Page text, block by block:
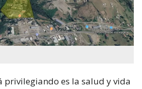
privilegiando es la salud y vida